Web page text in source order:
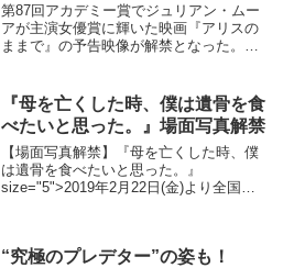
第87回アカデミー賞でジュリアン・ムー
アが主演女優賞に輝いた映画『アリスの
ままで』の予告映像が解禁となった。本
立ち向かう姿を描いた感動作。(C) 2014
BSM S...
『母を亡くした時、僕は遺骨を食
べたいと思った。』場面写真解禁
【場面写真解禁】『母を亡くした時、僕
は遺骨を食べたいと思った。』
size="5">2019年2月22日(金)より全国順
場面写真...
“究極のプレデター”の姿も！